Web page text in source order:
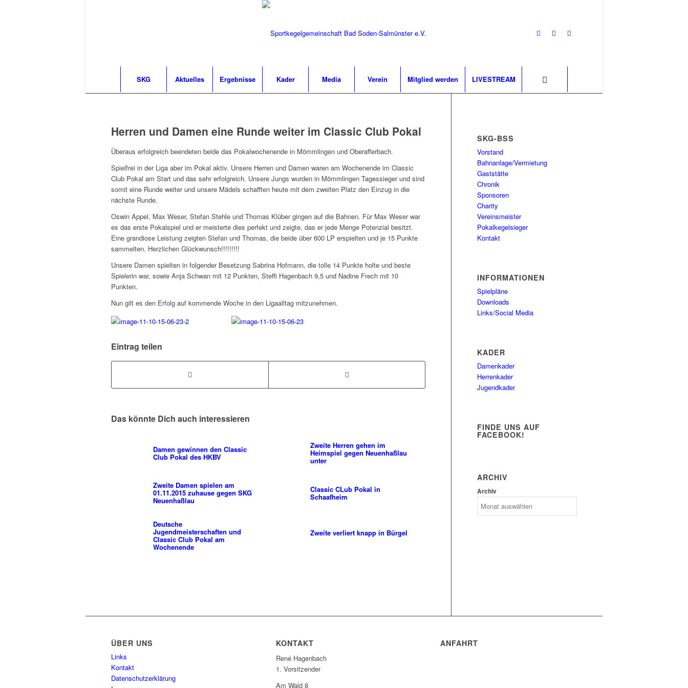
SKG Aktuelles Ergebnisse Kader Media Verein Mitglied werden LIVESTREAM
Herren und Damen eine Runde weiter im Classic Club Pokal
Überaus erfolgreich beendeten beide das Pokalwochenende in Mömmlingen und Oberafferbach.
Spielfrei in der Liga aber im Pokal aktiv. Unsere Herren und Damen waren am Wochenende im Classic
Club Pokal am Start und das sehr erfolgreich. Unsere Jungs wurden in Mömmlingen Tagessieger und sind
somit eine Runde weiter und unsere Mädels schafften heute mit dem zweiten Platz den Einzug in die
nächste Runde.
Oswin Appel, Max Weser, Stefan Stehle und Thomas Klüber gingen auf die Bahnen. Für Max Weser war
es das erste Pokalspiel und er meisterte dies perfekt und zeigte, das er jede Menge Potenzial besitzt.
Eine grandiose Leistung zeigten Stefan und Thomas, die beide über 600 LP erspielten und je 15 Punkte
sammelten. Herzlichen Glückwunsch!!!!!!!!!
Unsere Damen spielten in folgender Besetzung Sabrina Hofmann, die tolle 14 Punkte holte und beste
Spielerin war, sowie Anja Schwan mit 12 Punkten, Steffi Hagenbach 9,5 und Nadine Frech mit 10
Punkten.
Nun gilt es den Erfolg auf kommende Woche in den Ligaalltag mitzunehmen.
Eintrag teilen
Das könnte Dich auch interessieren
Damen gewinnen den Classic
Club Pokal des HKBV
Zweite Herren gehen im
Heimspiel gegen Neuenhaßlau
unter
Zweite Damen spielen am
01.11.2015 zuhause gegen SKG
Neuenhaßlau
Classic CLub Pokal in
Schaafheim
Deutsche
Jugendmeisterschaften und
Classic Club Pokal am
Wochenende
Zweite verliert knapp in Bürgel
SKG-BSS
Vorstand
Bahnanlage/Vermietung
Gaststätte
Chronik
Sponsoren
Charity
Vereinsmeister
Pokalkegelsieger
Kontakt
INFORMATIONEN
Spielpläne
Downloads
Links/Social Media
KADER
Damenkader
Herrenkader
Jugendkader
FINDE UNS AUF
FACEBOOK!
ARCHIV
Archiv
ÜBER UNS
Links
Kontakt
Datenschutzerklärung
KONTAKT
René Hagenbach
1. Vorsitzender
Am Wald 8
ANFAHRT